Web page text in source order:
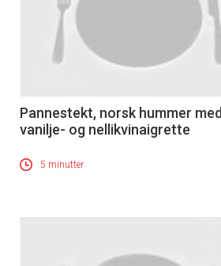
Pannestekt, norsk hummer med
vanilje- og nellikvinaigrette
5 minutter